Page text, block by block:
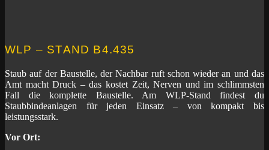
WLP – STAND B4.435
Staub auf der Baustelle, der Nachbar ruft schon wieder an und das
Amt macht Druck – das kostet Zeit, Nerven und im schlimmsten
Fall die komplette Baustelle. Am WLP-Stand findest du
Staubbindeanlagen für jeden Einsatz – von kompakt bis
leistungsstark.
Vor Ort: